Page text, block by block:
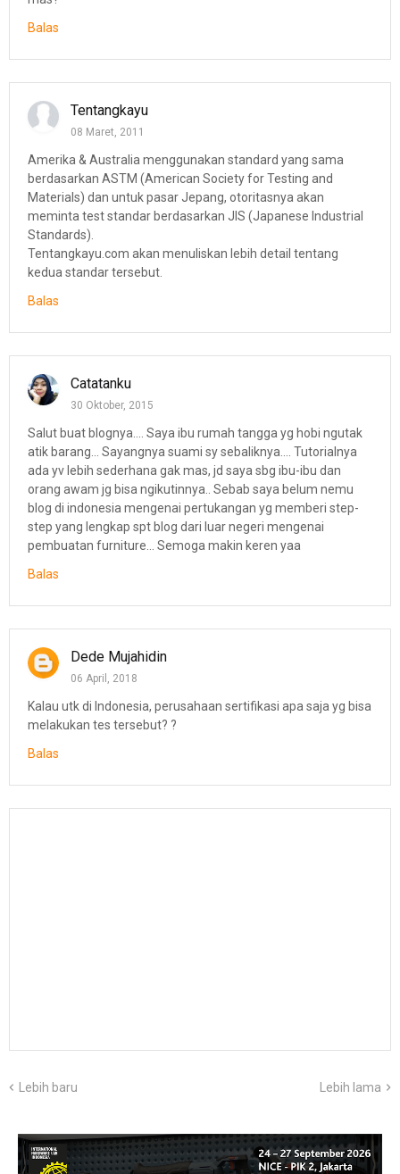
Balas
Tentangkayu
08 Maret, 2011
Amerika & Australia menggunakan standard yang sama
berdasarkan ASTM (American Society for Testing and
Materials) dan untuk pasar Jepang, otoritasnya akan
meminta test standar berdasarkan JIS (Japanese Industrial
Standards).
Tentangkayu.com akan menuliskan lebih detail tentang
kedua standar tersebut.
Balas
Catatanku
30 Oktober, 2015
Salut buat blognya.... Saya ibu rumah tangga yg hobi ngutak
atik barang... Sayangnya suami sy sebaliknya.... Tutorialnya
ada yv lebih sederhana gak mas, jd saya sbg ibu-ibu dan
orang awam jg bisa ngikutinnya.. Sebab saya belum nemu
blog di indonesia mengenai pertukangan yg memberi step-
step yang lengkap spt blog dari luar negeri mengenai
pembuatan furniture... Semoga makin keren yaa
Balas
Dede Mujahidin
06 April, 2018
Kalau utk di Indonesia, perusahaan sertifikasi apa saja yg bisa
melakukan tes tersebut? ?
Balas
Lebih baru Lebih lama